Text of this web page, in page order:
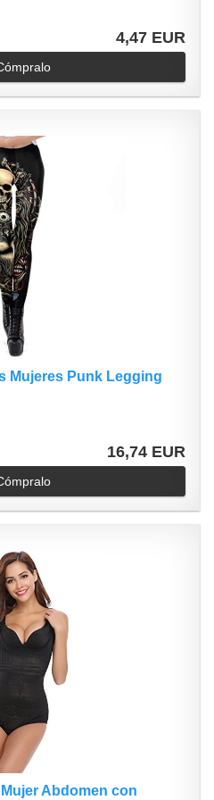
4,47 EUR
Mujeres Punk Legging
16,74 EUR
Abdomen con